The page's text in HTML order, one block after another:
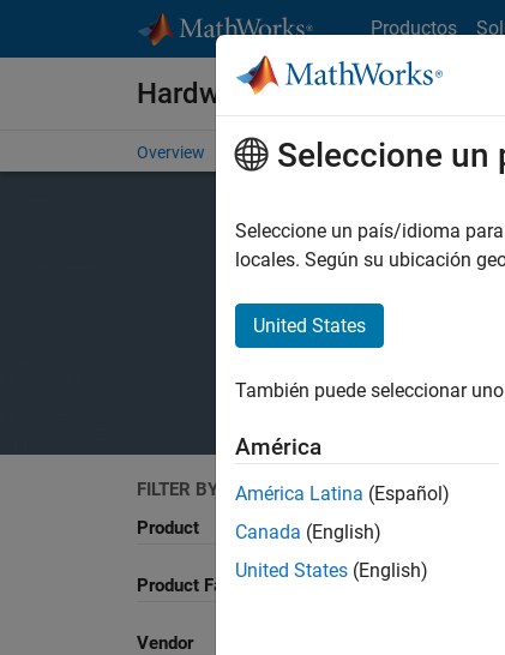
Productos
Hardware Support
Overview Search Hardware Support Request
FILTER BY
Product
Product Family and Category
Vendor
Seleccione un
Seleccione un país/idioma
locales. Según su ubicación
United States
También puede seleccionar
América
América Latina (Español)
Canada (English)
United States (English)